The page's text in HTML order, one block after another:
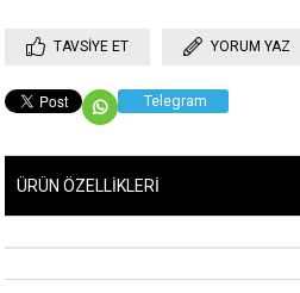
TAVSIYE ET YORUM YAZ
Telegram
ÜRÜN ÖZELLIKLERI